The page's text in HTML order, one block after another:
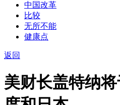
中国改革
比较
无所不能
健康点
返回
美财长盖特纳